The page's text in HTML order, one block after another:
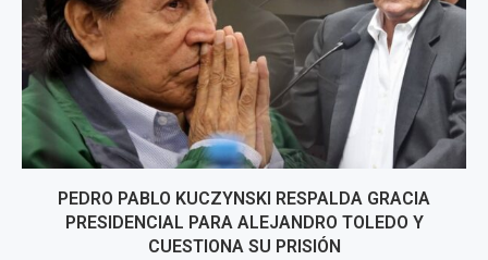
PEDRO PABLO KUCZYNSKI RESPALDA GRACIA
PRESIDENCIAL PARA ALEJANDRO TOLEDO Y
CUESTIONA SU PRISIÓN